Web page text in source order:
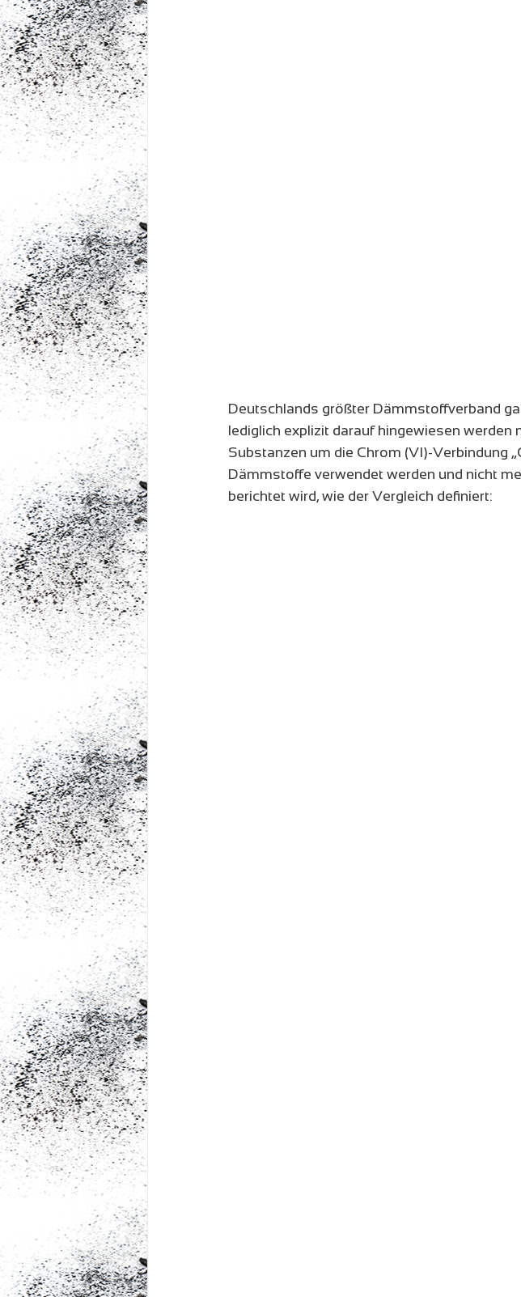
Deutschlands größter Dämmstoffverband
lediglich explizit darauf hingewiesen
Substanzen um die Chrom (VI)-Verbindung
Dämmstoffe verwendet werden und nicht
berichtet wird, wie der Vergleich definiert: